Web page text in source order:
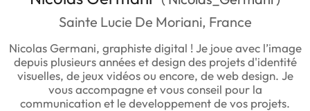
Sainte Lucie De Moriani, France
Nicolas Germani, graphiste digital ! Je joue avec l’image
depuis plusieurs années et design des projets d'identité
visuelles, de jeux vidéos ou encore, de web design. Je
vous accompagne et vous conseil pour la
communication et le developpement de vos projets.